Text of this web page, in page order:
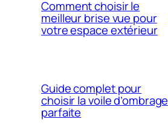
Comment choisir le
meilleur brise vue pour
votre espace extérieur
Guide complet pour
choisir la voile d’ombrage
parfaite